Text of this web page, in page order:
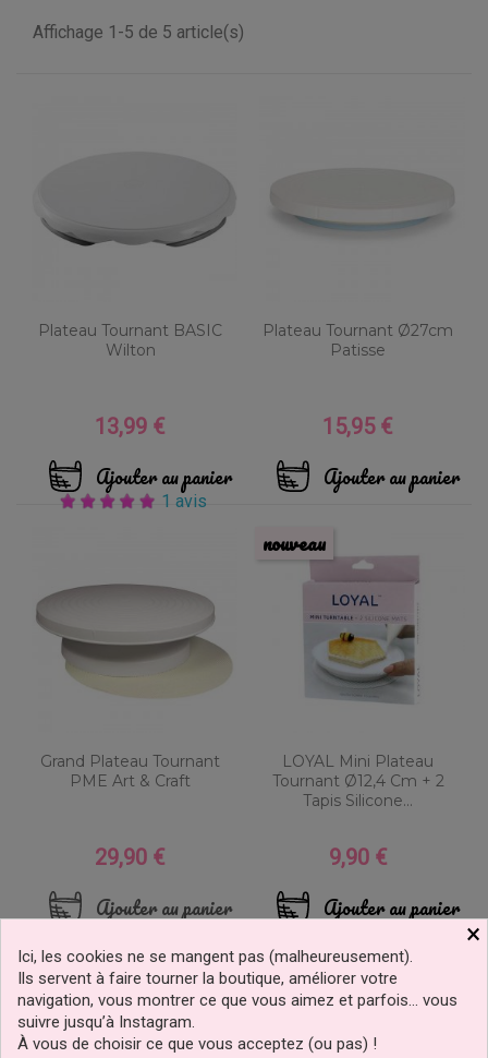
Affichage 1-5 de 5 article(s)
Plateau Tournant BASIC
Wilton
Prix
13,99 €
Ajouter au panier
1 avis
Plateau Tournant Ø27cm
Patisse
Prix
15,95 €
Ajouter au panier
Grand Plateau Tournant
PME Art & Craft
Prix
29,90 €
Ajouter au panier
LOYAL Mini Plateau
Tournant Ø12,4 Cm + 2
Tapis Silicone...
Prix
9,90 €
Ajouter au panier
nouveau
nouveau
×
Ici, les cookies ne se mangent pas (malheureusement).
Ils servent à faire tourner la boutique, améliorer votre
navigation, vous montrer ce que vous aimez et parfois… vous
suivre jusqu’à Instagram.
À vous de choisir ce que vous acceptez (ou pas) !